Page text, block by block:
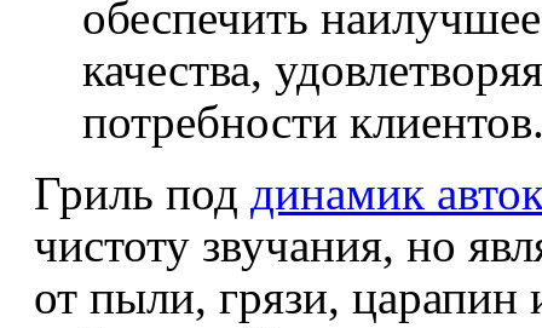
обеспечить
качества,
потребности
Гриль под динамик
чистоту звучания, но
от пыли, грязи,